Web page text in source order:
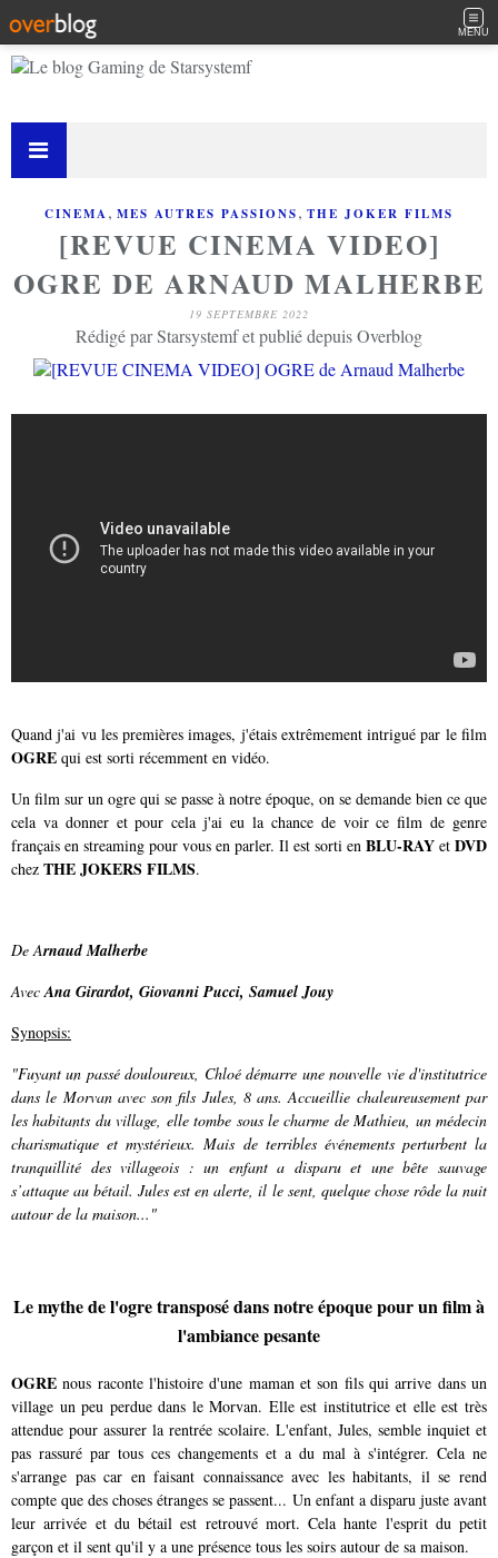
MENU
CINEMA, MES AUTRES PASSIONS, THE JOKER FILMS
[REVUE CINEMA VIDEO]
OGRE DE ARNAUD MALHERBE
19 SEPTEMBRE 2022
Rédigé par Starsystemf et publié depuis Overblog
Quand j'ai vu les premières images, j'étais extrêmement intrigué par le film
OGRE qui est sorti récemment en vidéo.
Un film sur un ogre qui se passe à notre époque, on se demande bien ce que
cela va donner et pour cela j'ai eu la chance de voir ce film de genre
français en streaming pour vous en parler. Il est sorti en BLU-RAY et DVD
chez THE JOKERS FILMS.
De Arnaud Malherbe
Avec Ana Girardot, Giovanni Pucci, Samuel Jouy
Synopsis:
"Fuyant un passé douloureux, Chloé démarre une nouvelle vie d'institutrice
dans le Morvan avec son fils Jules, 8 ans. Accueillie chaleureusement par
les habitants du village, elle tombe sous le charme de Mathieu, un médecin
charismatique et mystérieux. Mais de terribles événements perturbent la
tranquillité des villageois : un enfant a disparu et une bête sauvage
s’attaque au bétail. Jules est en alerte, il le sent, quelque chose rôde la nuit
autour de la maison..."
Le mythe de l'ogre transposé dans notre époque pour un film à
l'ambiance pesante
OGRE nous raconte l'histoire d'une maman et son fils qui arrive dans un
village un peu perdue dans le Morvan. Elle est institutrice et elle est très
attendue pour assurer la rentrée scolaire. L'enfant, Jules, semble inquiet et
pas rassuré par tous ces changements et a du mal à s'intégrer. Cela ne
s'arrange pas car en faisant connaissance avec les habitants, il se rend
compte que des choses étranges se passent... Un enfant a disparu juste avant
leur arrivée et du bétail est retrouvé mort. Cela hante l'esprit du petit
garçon et il sent qu'il y a une présence tous les soirs autour de sa maison.